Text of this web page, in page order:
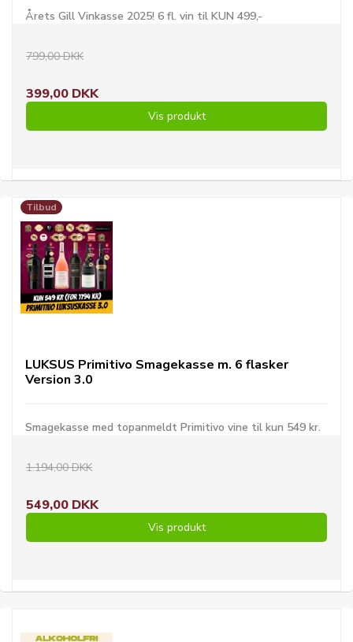
Årets Gill Vinkasse 2025! 6 fl. vin til KUN 499,-
799,00 DKK
399,00 DKK
Vis produkt
Tilbud
LUKSUS Primitivo Smagekasse m. 6 flasker
Version 3.0
Smagekasse med topanmeldt Primitivo vine til kun 549 kr.
1.194,00 DKK
549,00 DKK
Vis produkt